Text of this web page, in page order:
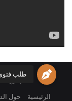
طلب
فعلى مَن كان يملك
عليه وسلم: (ألَا
فإنه لو تم تشكيلُ
جميع الحقوق
الرئيسية حول